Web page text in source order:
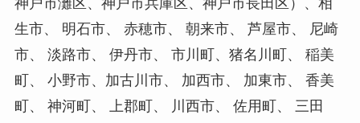
神戸市灘区、神戸市兵庫区、神戸市長田区）、相
生市、 明石市、 赤穂市、 朝来市、 芦屋市、 尼崎
市、 淡路市、 伊丹市、 市川町、猪名川町、 稲美
町、 小野市、加古川市、 加西市、 加東市、 香美
町、 神河町、 上郡町、 川西市、 佐用町、 三田